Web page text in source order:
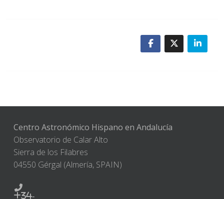
Centro Astronómico Hispano en Andalucía
Observatorio de Calar Alto
Sierra de los Filabres
04550 Gérgal (Almería, SPAIN)
+34-